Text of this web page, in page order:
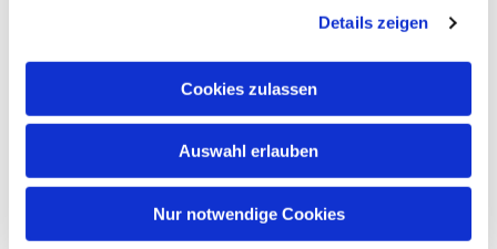
Details zeigen
Cookies zulassen
Auswahl erlauben
Nur notwendige Cookies